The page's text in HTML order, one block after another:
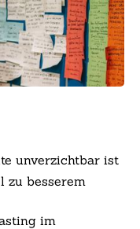
unverzichtbar ist
zu besserem
im